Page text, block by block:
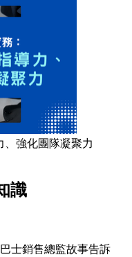
、強化團隊凝聚力
識
士銷售總監故事告訴